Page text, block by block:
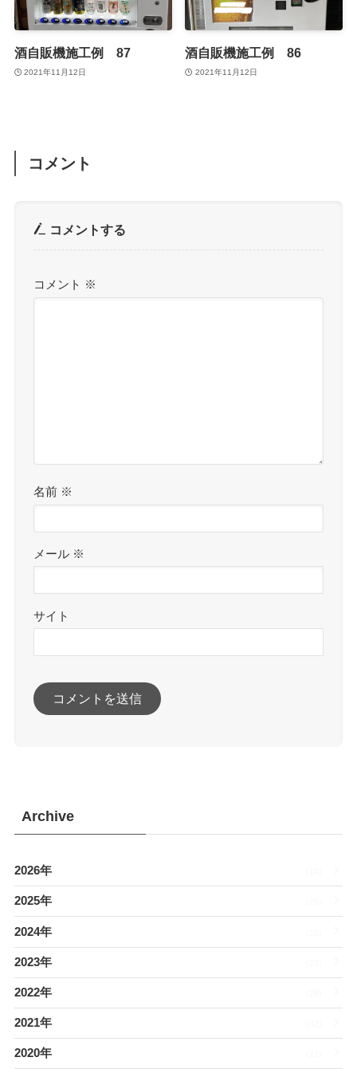
酒自販機施工例 87
2021年11月12日
酒自販機施工例 86
2021年11月12日
コメント
コメントする
コメント ※
名前 ※
メール ※
サイト
Archive
2026年
2025年
2024年
2023年
2022年
2021年
2020年